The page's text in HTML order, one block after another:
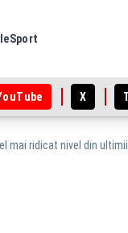
Sport
X
mai ridicat nivel din